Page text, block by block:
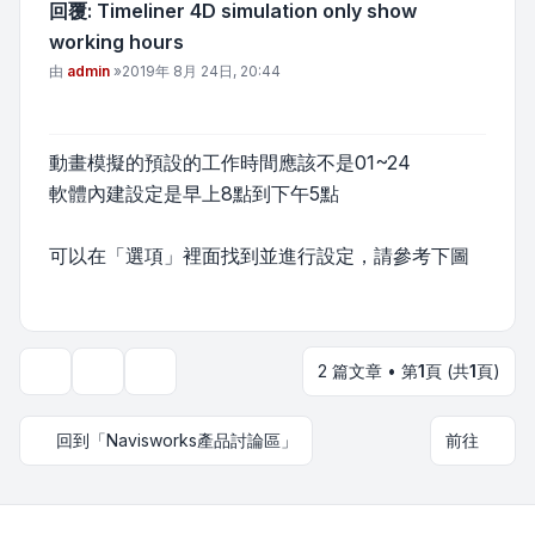
回覆: Timeliner 4D simulation only show
working hours
文章
由 admin »2019年 8月 24日, 20:44
動畫模擬的預設的工作時間應該不是01~24
軟體內建設定是早上8點到下午5點
可以在「選項」裡面找到並進行設定，請參考下圖
2 篇文章 • 第1頁 (共1頁)
回到「Navisworks產品討論區」 前往